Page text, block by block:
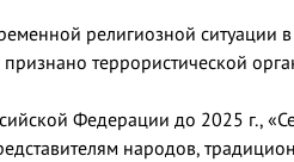
религиозной ситуации
террористической
Федерации до 2025 г.,
народов,